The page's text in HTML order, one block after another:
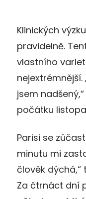
Klinických
pravidelně.
vlastního
jsem
počátku
Parisi se
minutu mi
člověk dýchá,“
Za čtrnáct dní